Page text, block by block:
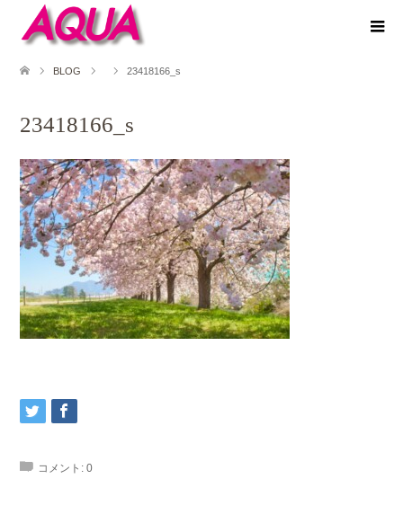
BLOG 23418166_s
23418166_s
コメント: 0